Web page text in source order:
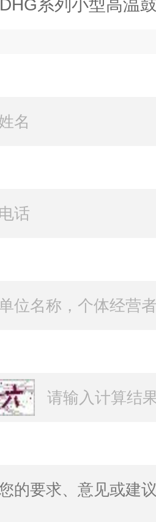
DHG系列小型高温